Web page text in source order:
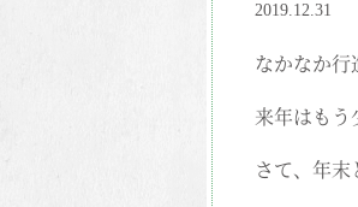
2019.12.31
なかなか行
来年はもう
さて、年末